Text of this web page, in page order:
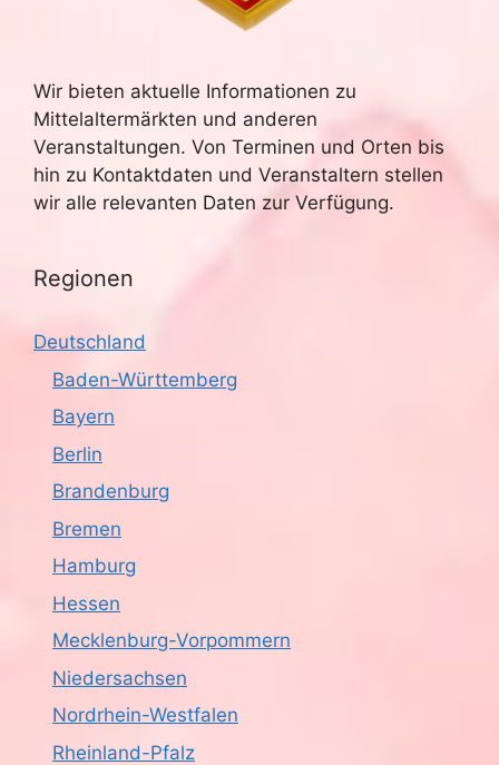
Wir bieten aktuelle Informationen zu
Mittelaltermärkten und anderen
Veranstaltungen. Von Terminen und Orten bis
hin zu Kontaktdaten und Veranstaltern stellen
wir alle relevanten Daten zur Verfügung.
Regionen
Deutschland
Baden-Württemberg
Bayern
Berlin
Brandenburg
Bremen
Hamburg
Hessen
Mecklenburg-Vorpommern
Niedersachsen
Nordrhein-Westfalen
Rheinland-Pfalz